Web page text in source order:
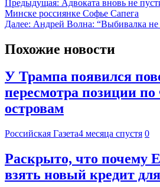
Предыдущая: Адвоката вновь не
Минске россиянке Софье Сапега
Далее: Андрей Волна: “Выбивалка не
Похожие новости
У Трампа появился
пересмотра позиции
островам
Российская Газета4 месяца спустя 0
Раскрыто, что почему
взять новый кредит